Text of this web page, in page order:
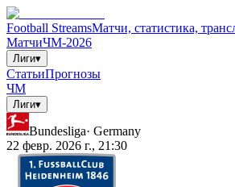
Football StreamsМатчи, статистика,
МатчиЧМ-2026
Лиги▾
СтатьиПрогнозы
ЧМ
Лиги▾
Bundesliga· Germany
22 февр. 2026 г., 21:30